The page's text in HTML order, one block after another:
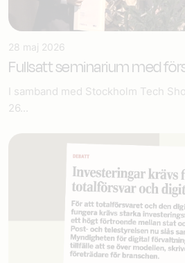
28 maj 2026
Fullsatt seminarium med
I samband med Stockholm Tech
26...